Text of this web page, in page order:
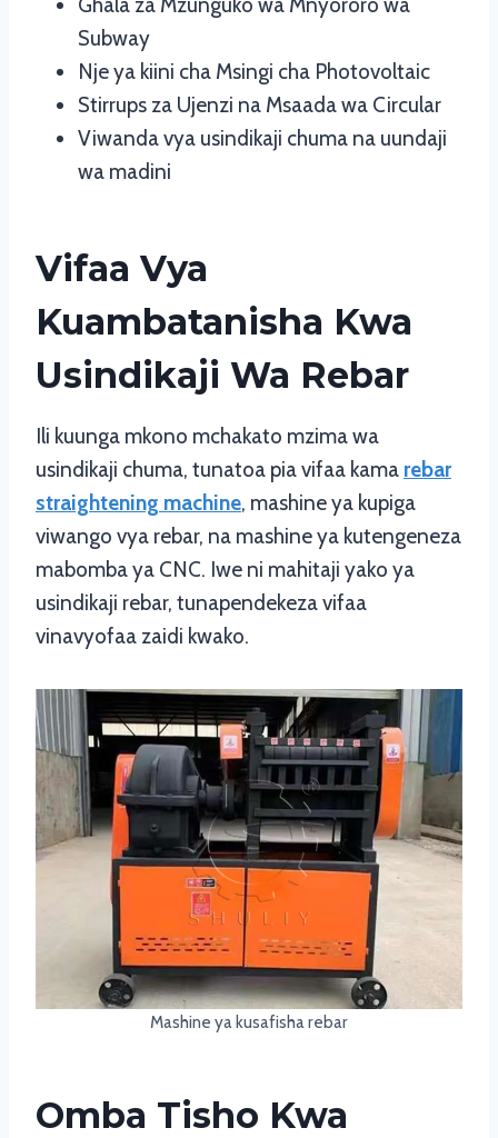
Subway
Nje ya kiini cha Msingi cha Photovoltaic
Stirrups za Ujenzi na Msaada wa Circular
Viwanda vya usindikaji chuma na uundaji
wa madini
Vifaa Vya
Kuambatanisha Kwa
Usindikaji Wa Rebar
Ili kuunga mkono mchakato mzima wa
usindikaji chuma, tunatoa pia vifaa kama rebar
straightening machine, mashine ya kupiga
viwango vya rebar, na mashine ya kutengeneza
mabomba ya CNC. Iwe ni mahitaji yako ya
usindikaji rebar, tunapendekeza vifaa
vinavyofaa zaidi kwako.
Mashine ya kusafisha rebar
Omba Tisho Kwa